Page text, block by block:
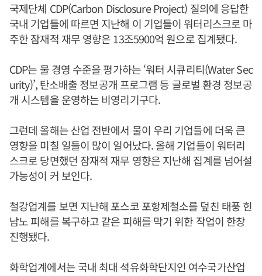
국제단체 CDP(Carbon Disclosure Project) 질의에 응답한
국내 기업들에 따르면 지난해 이 기업들이 워터리스크로 마
주한 잠재적 재무 영향은 13조5900억 원으로 집계됐다.
CDP는 물 경영 수준을 평가하는 ‘워터 시큐리티(Water Sec
urity)’, 탄소배출 정보공개 프로그램 등 글로벌 환경 정보공
개 시스템을 운영하는 비영리기구다.
그런데 올해는 산업 전반에서 물이 우리 기업들에 더욱 큰
영향을 미칠 일들이 많이 일어났다. 올해 기업들이 워터리
스크로 당면했던 잠재적 재무 영향은 지난해 집계를 넘어설
가능성이 커 보인다.
철강업계를 보면 지난해 포스코 포항제철소를 덮친 태풍 힌
남노 피해를 복구하고 같은 피해를 막기 위한 작업이 한창
진행됐다.
화학업계에서는 국내 최대 석유화학단지인 여수국가산업